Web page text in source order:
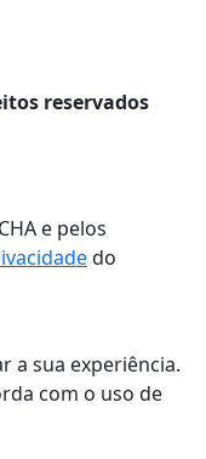
reservados
e pelos
do
a sua experiência.
com o uso de